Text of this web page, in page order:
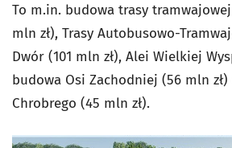
To m.in. budowa trasy
mln zł), Trasy Autobusowo-
Dwór (101 mln zł), Alei Wielkiej
budowa Osi Zachodniej (56 mln zł)
Chrobrego (45 mln zł).